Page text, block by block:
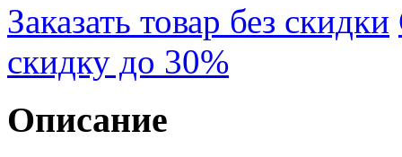
Заказать товар без скидки
скидку до 30%
Описание